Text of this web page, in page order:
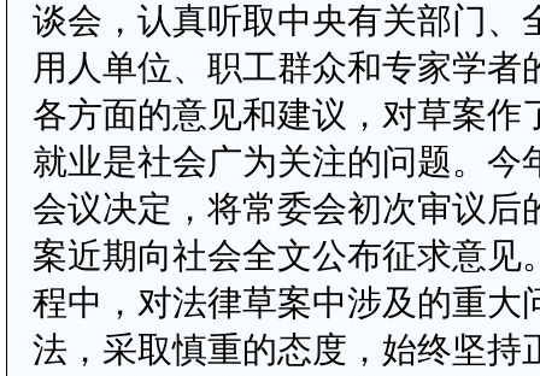
谈会，认真听取中央有关部门、
用人单位、职工群众和专家学者
各方面的意见和建议，对草案作
就业是社会广为关注的问题。今
会议决定，将常委会初次审议后
案近期向社会全文公布征求意见
程中，对法律草案中涉及的重大
法，采取慎重的态度，始终坚持